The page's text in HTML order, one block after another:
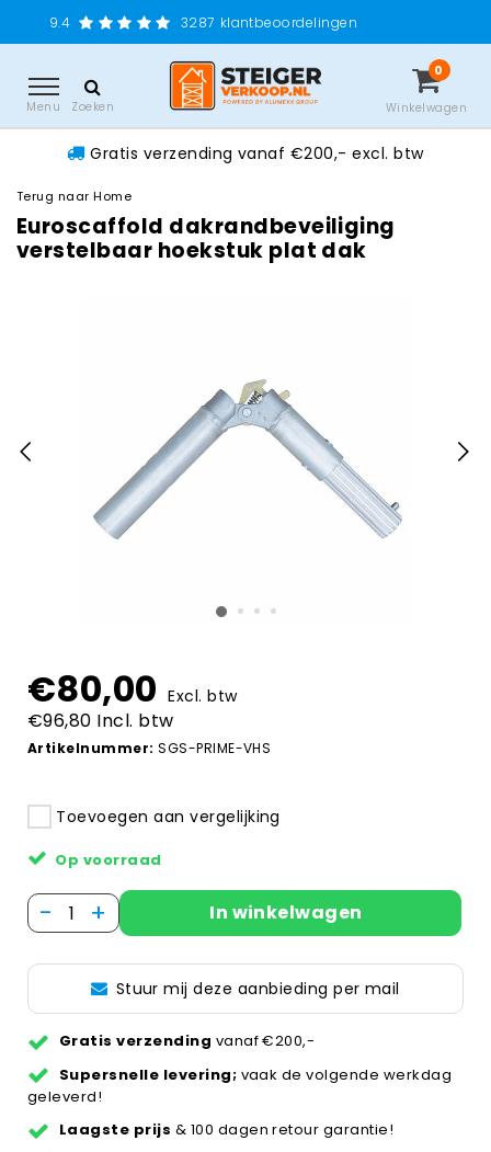
3287 klantbeoordelingen
Menu Zoeken
0
Winkelwagen
Gratis verzending vanaf €200,- excl. btw
Terug naar Home
Euroscaffold dakrandbeveiliging
verstelbaar hoekstuk plat dak
€80,00 Excl. btw
€96,80 Incl. btw
Artikelnummer: SGS-PRIME-VHS
Toevoegen aan vergelijking
Op voorraad
- + In winkelwagen
Stuur mij deze aanbieding per mail
Gratis verzending vanaf €200,-
Supersnelle levering; vaak de volgende werkdag
geleverd!
Laagste prijs & 100 dagen retour garantie!